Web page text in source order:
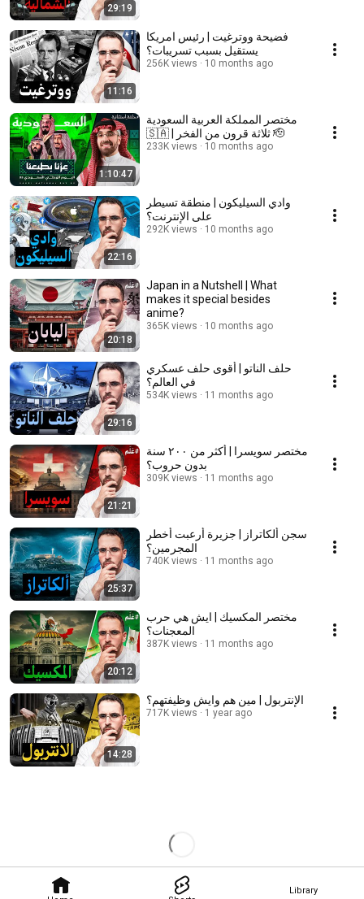
Library
29:19
11:16
فضيحة ووترغيت | رئيس امريكا
يستقيل بسبب تسريبات؟
256K views 10 months ago
1:10:47
مختصر المملكة العربية السعودية
🇸🇦 | ثلاثة قرون من الفخر 🫡
233K views 10 months ago
22:16
وادي السيليكون | منطقة تسيطر
على الإنترنت؟
292K views 10 months ago
20:18
Japan in a Nutshell | What
makes it special besides
anime?
365K views 10 months ago
29:16
حلف الناتو | أقوى حلف عسكري
في العالم؟
534K views 11 months ago
21:21
مختصر سويسرا | أكثر من ٢٠٠ سنة
بدون حروب؟
309K views 11 months ago
25:37
سجن ألكاتراز | جزيرة أرعبت أخطر
المجرمين؟
740K views 11 months ago
20:12
مختصر المكسيك | ايش هي حرب
المعجنات؟
387K views 11 months ago
14:28
الإنتربول | مين هم وايش وظيفتهم؟
717K views 1 year ago